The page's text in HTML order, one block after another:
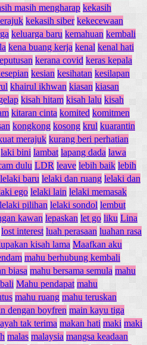
masih mengharap kekasih
kekasih siber kekecewaan
keluarga baru kemahuan kembali
kena buang kerja kenal kenal hati
kerana covid keras kepala
kesian kesihatan kesilapan
khairul ikhwan kiasan kiasan
kisah hitam kisah lalu kisah
kitaran cinta komited komitmen
kongkong kosong krul kuarantin
merajuk kurang beri perhatian
laki bini lambat lapang dada lawa
dulu LDR leave lebih baik lebih
lelaki baru lelaki dan ruang lelaki dan
ego lelaki lain lelaki memasak
lelaki pilihan lelaki sondol lembut
kawan lepaskan let go liku Lina
lost interest luah perasaan luahan rasa
kisah lama Maafkan aku
mahu berhubung kembali
biasa mahu bersama semula mahu
Mahu pendapat mahu
mahu ruang mahu teruskan
dengan boyfren main kayu tiga
tak terima makan hati maki maki
malas malaysia mangsa keadaan